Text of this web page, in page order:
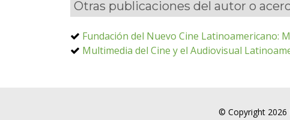
Otras publicaciones del autor o
Fundación del Nuevo Cine Latinoamericano:
Multimedia del Cine y el Audiovisual
© Copyright 2026